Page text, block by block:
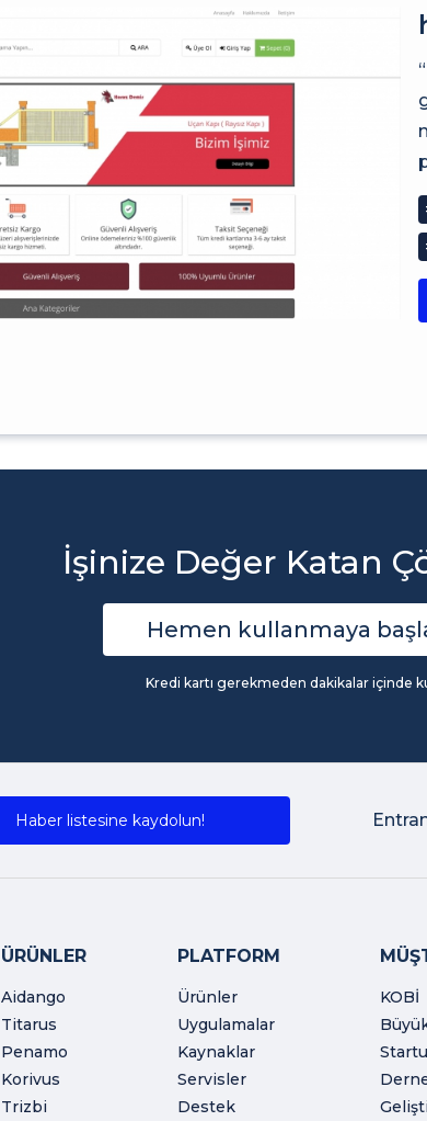
İşinize Değer Katan
Hemen kullanmaya
Kredi kartı gerekmeden dakikalar içinde
Haber listesine kaydolun!
ÜRÜNLER
Aidango
Titarus
Penamo
Korivus
Trizbi
PLATFORM
Ürünler
Uygulamalar
Kaynaklar
Servisler
Destek
KOBİ